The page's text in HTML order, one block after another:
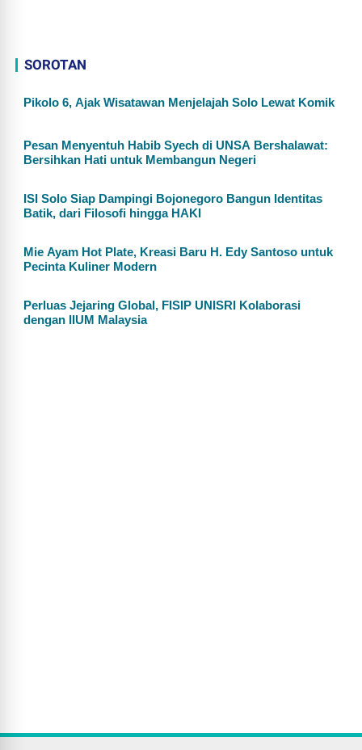
SOROTAN
Pikolo 6, Ajak Wisatawan Menjelajah Solo Lewat Komik
Pesan Menyentuh Habib Syech di UNSA Bershalawat:
Bersihkan Hati untuk Membangun Negeri
ISI Solo Siap Dampingi Bojonegoro Bangun Identitas
Batik, dari Filosofi hingga HAKI
Mie Ayam Hot Plate, Kreasi Baru H. Edy Santoso untuk
Pecinta Kuliner Modern
Perluas Jejaring Global, FISIP UNISRI Kolaborasi
dengan IIUM Malaysia